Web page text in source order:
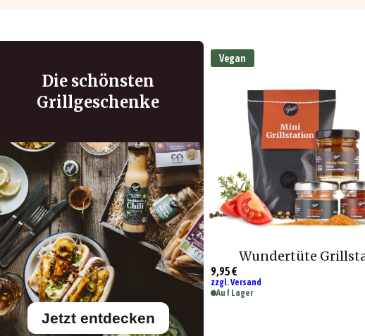
Die schönsten
Grillgeschenke
Jetzt entdecken
Vegan
Wundertüte
9,95 €
zzgl. Versand
Auf Lager